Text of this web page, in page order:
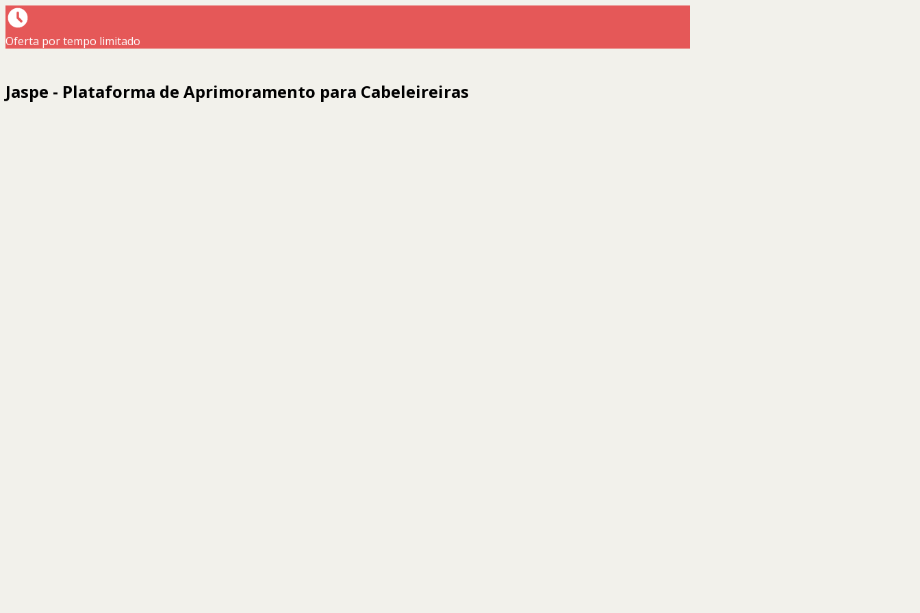
Oferta por tempo limitado
Jaspe - Plataforma de Aprimoramento para Cabeleireiras